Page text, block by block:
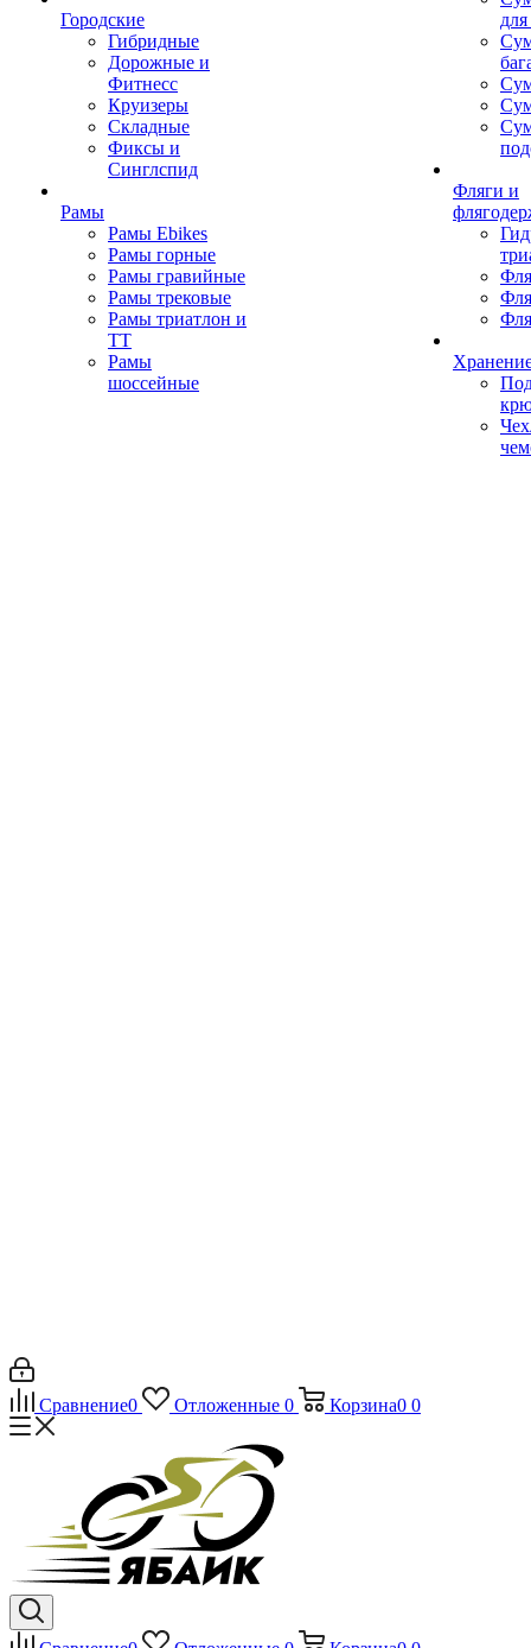
Городские
Гибридные
Дорожные и
Фитнесс
Круизеры
Складные
Фиксы и
Синглспид
Рамы
Рамы Ebikes
Рамы горные
Рамы гравийные
Рамы трековые
Рамы триатлон и
ТТ
Рамы
шоссейные
Фляги и
Сравнение0 Отложенные 0 Корзина0 0